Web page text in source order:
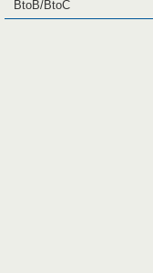
BtoB/BtoC